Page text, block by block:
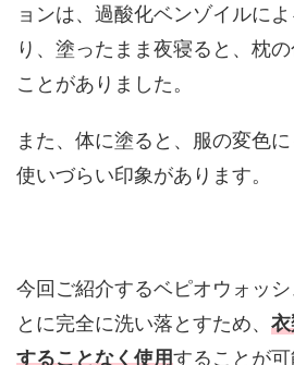
ョンは、過酸化ベンゾイルによ
り、塗ったまま夜寝ると、枕
ことがありました。
また、体に塗ると、服の変色
使いづらい印象があります。
今回ご紹介するベピオウォッ
とに完全に洗い落とすため、
することなく使用することが